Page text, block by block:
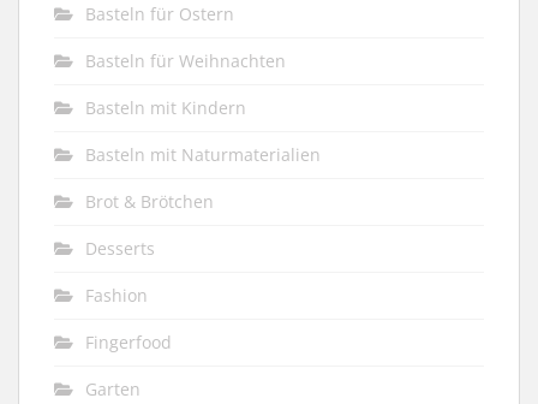
Basteln für Ostern
Basteln für Weihnachten
Basteln mit Kindern
Basteln mit Naturmaterialien
Brot & Brötchen
Desserts
Fashion
Fingerfood
Garten